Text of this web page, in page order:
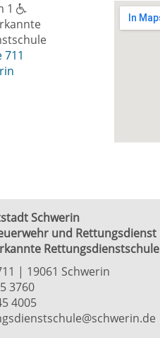
1
Schwerin
und Rettungsdienst
Rettungsdienstschule
| 19061 Schwerin
3760
4005